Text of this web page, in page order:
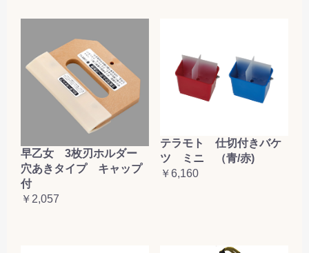
早乙女 3枚刃ホルダー
穴あきタイプ キャップ
付
￥2,057
テラモト 仕切付きバケ
ツ ミニ （青/赤)
￥6,160